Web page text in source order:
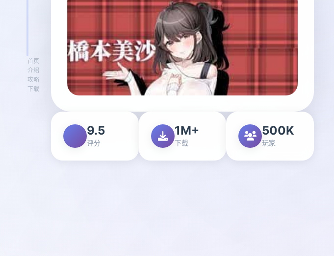
首页
介绍
攻略
下载
9.5
评分
1M+
下载
500K
玩家